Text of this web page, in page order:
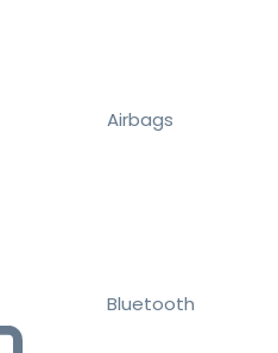
Airbags
Bluetooth